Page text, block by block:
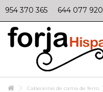
954 370 365 644 077 920
Cabeceiras de cama de ferro